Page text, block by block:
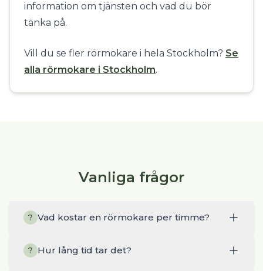
information om tjänsten och vad du bör
tänka på.
Vill du se fler rörmokare i hela Stockholm? Se
alla rörmokare i Stockholm.
Vanliga frågor
? Vad kostar en rörmokare per timme?
? Hur lång tid tar det?